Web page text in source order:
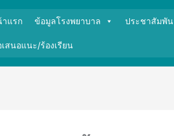
แรก ข้อมูลโรงพยาบาล ประชาสัมพั
สนอแนะ/ร้องเรียน